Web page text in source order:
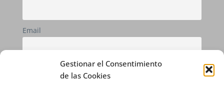
Gestionar el Consentimiento
de las Cookies
Email